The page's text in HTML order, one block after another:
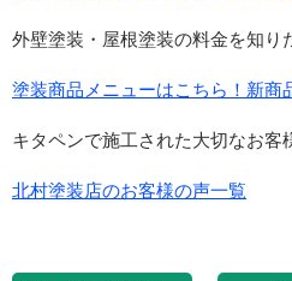
外壁塗装・屋根塗装の料金を知り
塗装商品メニューはこちら！新
キタペンで施工された大切なお客
北村塗装店のお客様の声一覧